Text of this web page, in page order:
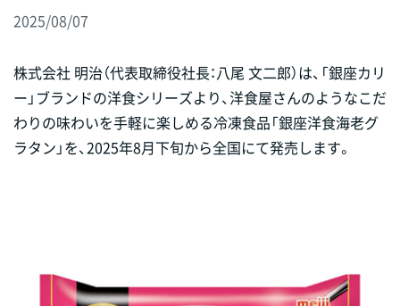
2025/08/07
株式会社 明治（代表取締役社長：八尾 文二郎）は、「銀座カリ
ー」ブランドの洋食シリーズより、洋食屋さんのようなこだ
わりの味わいを手軽に楽しめる冷凍食品「銀座洋食海老グ
ラタン」を、2025年8月下旬から全国にて発売します。